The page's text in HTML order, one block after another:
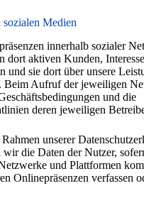
Medien
innerhalb sozialer
dort aktiven Kunden,
und sie dort über unsere
Beim Aufruf der jeweiligen
und die
deren jeweiligen
unserer
wir die Daten der Nutzer,
und Plattformen
Onlinepräsenzen verfassen